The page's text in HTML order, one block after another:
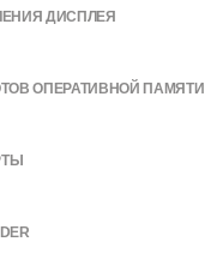
ДИСПЛЕЯ
ОПЕРАТИВНОЙ ПАМЯТИ